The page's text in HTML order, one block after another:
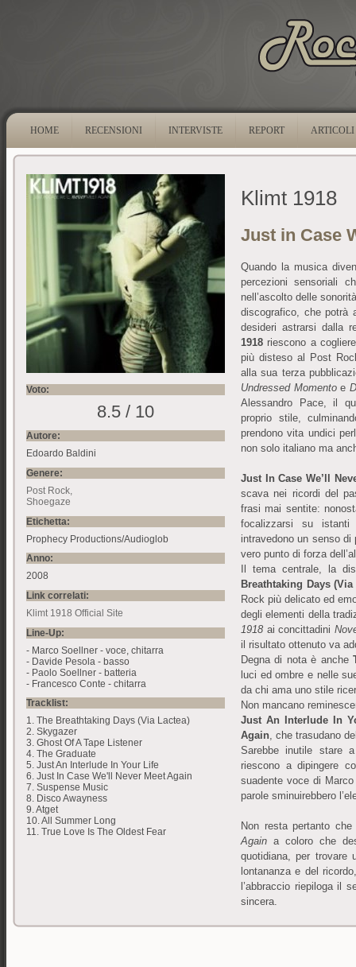
HOME RECENSIONI INTERVISTE REPORT ARTICOLI
Voto:
8.5 / 10
Autore:
Edoardo Baldini
Genere:
Post Rock
Shoegaze
Etichetta:
Prophecy Productions/Audioglob
Anno:
2008
Link correlati:
Klimt 1918 Official Site
Line-Up:
- Marco Soellner - voce, chitarra
- Davide Pesola - basso
- Paolo Soellner - batteria
- Francesco Conte - chitarra
Tracklist:
1. The Breathtaking Days (Via Lactea)
2. Skygazer
3. Ghost Of A Tape Listener
4. The Graduate
5. Just An Interlude In Your Life
6. Just In Case We'll Never Meet Again
7. Suspense Music
8. Disco Awayness
9. Atget
10. All Summer Long
11. True Love Is The Oldest Fear
Klimt 1918
Just in Case
Quando la musica
percezioni sensoriali
nell’ascolto delle
discografico, che potrà
desideri astrarsi dalla
1918 riescono a
più disteso al Post
alla sua terza
Undressed Momentoe
Alessandro Pace, il
proprio stile,
prendono vita undici
non solo italiano ma
Just In Case We’ll
scava nei ricordi del
frasi mai sentite:
focalizzarsi su
intravedono un senso
vero punto di forza
Il tema centrale, la
Breathtaking Days (Via
Rock più delicato ed
degli elementi della
1918 ai concittadini
il risultato ottenuto va
Degna di nota è anche
luci ed ombre e nelle
da chi ama uno stile
Non mancano
Just An Interlude In
Again, che trasudano
Sarebbe inutile stare
riescono a dipingere
suadente voce di
parole sminuirebbero
Non resta pertanto
Again a coloro che
quotidiana, per trovare
lontananza e del
l’abbraccio riepiloga il
sincera.